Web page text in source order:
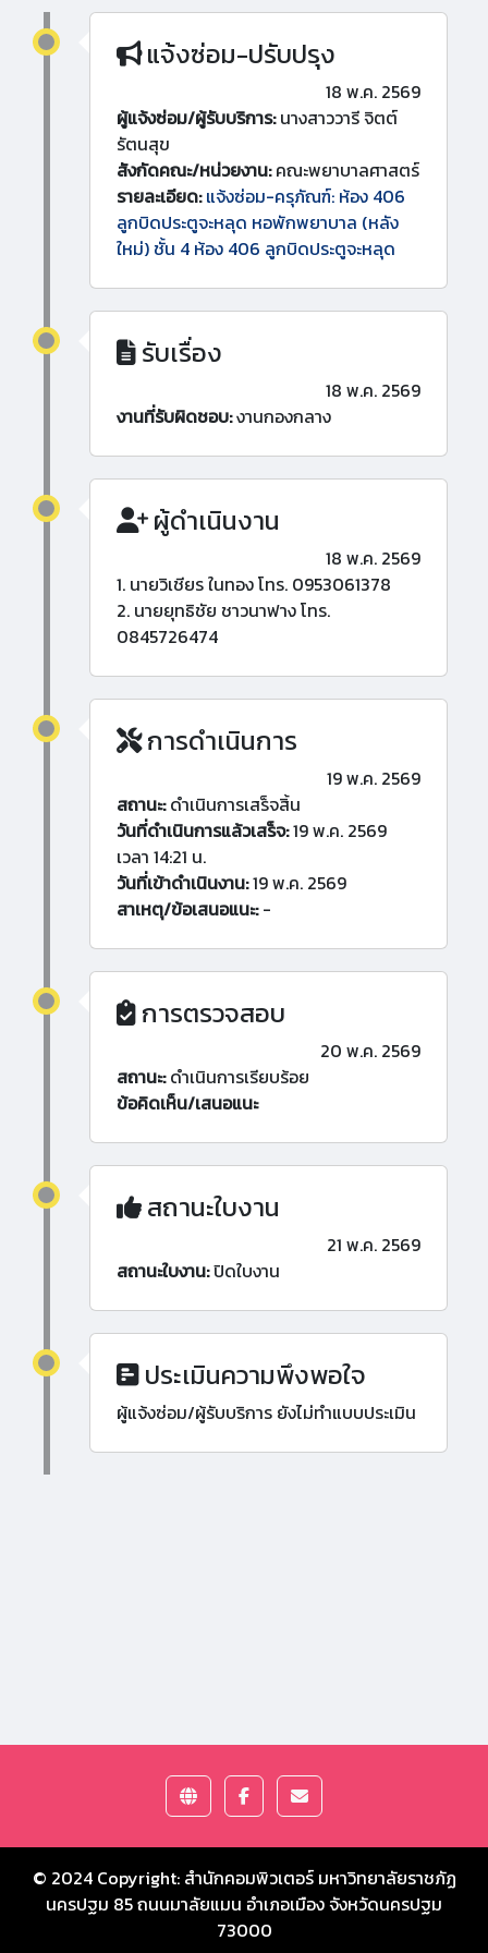
แจ้งซ่อม-ปรับปรุง
18 พ.ค. 2569
ผู้แจ้งซ่อม/ผู้รับบริการ:นางสาววารี จิตต์
รัตนสุข
สังกัดคณะ/หน่วยงาน:คณะพยาบาลศาสตร์
รายละเอียด: แจ้งซ่อม-ครุภัณฑ์: ห้อง 406
ลูกบิดประตูจะหลุด หอพักพยาบาล (หลัง
ใหม่) ชั้น 4 ห้อง 406 ลูกบิดประตูจะหลุด
รับเรื่อง
18 พ.ค. 2569
งานที่รับผิดชอบ:งานกองกลาง
ผู้ดำเนินงาน
18 พ.ค. 2569
1. นายวิเชียร ในทอง โทร. 0953061378
2. นายยุทธิชัย ชาวนาฟาง โทร.
0845726474
การดำเนินการ
19 พ.ค. 2569
สถานะ:ดำเนินการเสร็จสิ้น
วันที่ดำเนินการแล้วเสร็จ:19 พ.ค. 2569
เวลา 14:21 น.
วันที่เข้าดำเนินงาน:19 พ.ค. 2569
สาเหตุ/ข้อเสนอแนะ:-
การตรวจสอบ
20 พ.ค. 2569
สถานะ:ดำเนินการเรียบร้อย
ข้อคิดเห็น/เสนอแนะ
สถานะใบงาน
21 พ.ค. 2569
สถานะใบงาน:ปิดใบงาน
ประเมินความพึงพอใจ
ผู้แจ้งซ่อม/ผู้รับบริการ ยังไม่ทำแบบประเมิน
© 2024 Copyright: สำนักคอมพิวเตอร์ มหาวิทยาลัยราชภัฏ
นครปฐม 85 ถนนมาลัยแมน อำเภอเมือง จังหวัดนครปฐม
73000